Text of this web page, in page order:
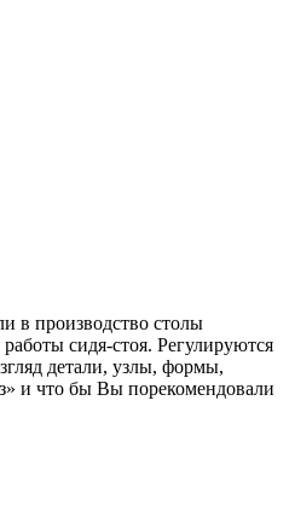
в производство столы
сидя-стоя. Регулируются
детали, узлы, формы,
и что бы Вы порекомендовали